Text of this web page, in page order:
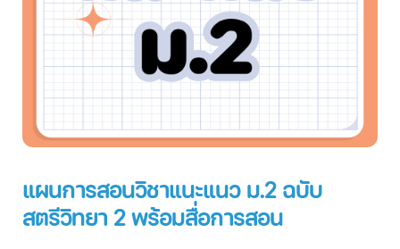
แผนการสอนวิชาแนะแนว ม.2 ฉบับ
สตรีวิทยา 2 พร้อมสื่อการสอน